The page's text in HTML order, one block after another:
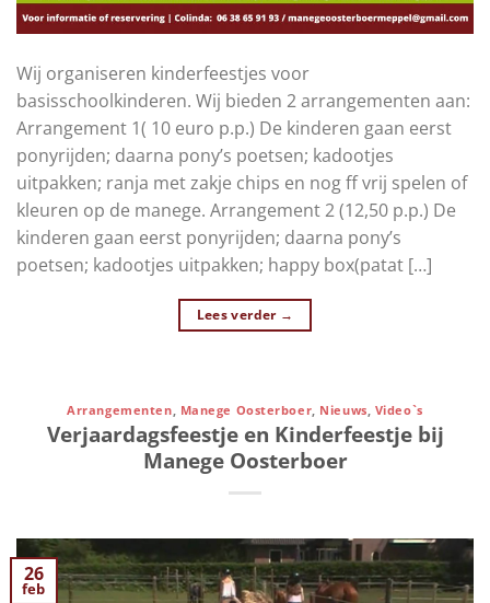
Wij organiseren kinderfeestjes voor
basisschoolkinderen. Wij bieden 2 arrangementen aan:
Arrangement 1( 10 euro p.p.) De kinderen gaan eerst
ponyrijden; daarna pony’s poetsen; kadootjes
uitpakken; ranja met zakje chips en nog ff vrij spelen of
kleuren op de manege. Arrangement 2 (12,50 p.p.) De
kinderen gaan eerst ponyrijden; daarna pony’s
poetsen; kadootjes uitpakken; happy box(patat […]
Lees verder →
Arrangementen Manege Oosterboer Nieuws Video`s
Verjaardagsfeestje en Kinderfeestje bij
Manege Oosterboer
26
feb